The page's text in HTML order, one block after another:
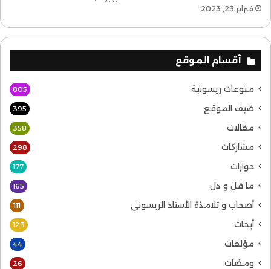
فبراير 23, 2023
أقسام الموقع
منوعات ريسونية 805
ضيف الموقع 395
مقالات 358
مشاركات 298
حوارات 177
ما قل و دل 165
أصحاب و تلامذة الأستاذ الريسوني 111
أبحاث 123
مؤلفات 44
ومضات 26